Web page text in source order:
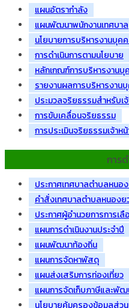
แผนอัตรากำลัง
แผนพัฒนาพนักงานเทศบาล
นโยบายการบริหารงานบุค
การดำเนินการตามนโยบาย
หลักเกณฑ์การบริหารงานบุ
รายงานผลการบริหารงาน
ประมวลจริยธรรมสำหรับเ
การขับเคลื่อนจริยธรรม
การประเมินจริยธรรมเจ้าห
การ
ประกาศเทศบาลตำบลหนอ
คำสั่งเทศบาลตำบลหนองย
ประกาศผู้อำนวยการการเ
แผนการดำเนินงานประจำปี
แผนพัฒนาท้องถิ่น
แผนการจัดหาพัสดุ
แผนส่งเสริมการท่องเที่ยว
แผนการจัดเก็บภาษีและพัฒ
นโยบายคุ้มครองข้อมูลส่ว